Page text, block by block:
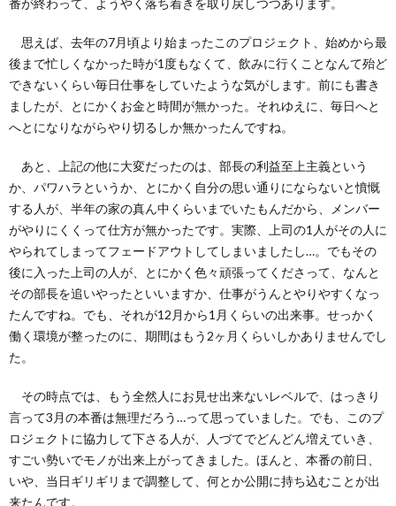
い
て
番が終わって、ようやく落ち着きを取り戻しつつあります。
思えば、去年の7月頃より始まったこのプロジェクト、始めから最
後まで忙しくなかった時が1度もなくて、飲みに行くことなんて殆ど
できないくらい毎日仕事をしていたような気がします。前にも書き
ましたが、とにかくお金と時間が無かった。それゆえに、毎日へと
へとになりながらやり切るしか無かったんですね。
あと、上記の他に大変だったのは、部長の利益至上主義という
か、パワハラというか、とにかく自分の思い通りにならないと憤慨
する人が、半年の家の真ん中くらいまでいたもんだから、メンバー
がやりにくくって仕方が無かったです。実際、上司の1人がその人に
やられてしまってフェードアウトしてしまいましたし…。でもその
後に入った上司の人が、とにかく色々頑張ってくださって、なんと
その部長を追いやったといいますか、仕事がうんとやりやすくなっ
たんですね。でも、それが12月から1月くらいの出来事。せっかく
働く環境が整ったのに、期間はもう2ヶ月くらいしかありませんでし
た。
その時点では、もう全然人にお見せ出来ないレベルで、はっきり
言って3月の本番は無理だろう…って思っていました。でも、このプ
ロジェクトに協力して下さる人が、人づてでどんどん増えていき、
すごい勢いでモノが出来上がってきました。ほんと、本番の前日、
いや、当日ギリギリまで調整して、何とか公開に持ち込むことが出
来たんです。